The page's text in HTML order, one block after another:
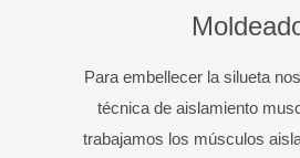
Para embellecer la silueta
técnica de aislamiento
trabajamos los músculos